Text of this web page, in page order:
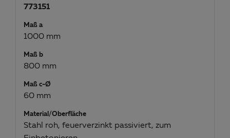
773151
Maß a
1000 mm
Maß b
800 mm
Maß c-Ø
60 mm
Material/Oberfläche
Stahl roh, feuerverzinkt passiviert, zum